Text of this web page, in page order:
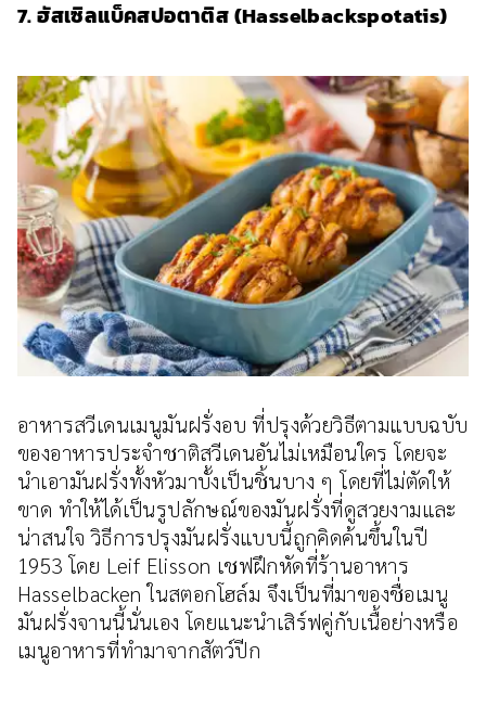
7. ฮัสเซิลแบ็คสปอตาติส (Hasselbackspotatis)
อาหารสวีเดนเมนูมันฝรั่งอบ ที่ปรุงด้วยวิธีตามแบบฉบับ
ของอาหารประจำชาติสวีเดนอันไม่เหมือนใคร โดยจะ
นำเอามันฝรั่งทั้งหัวมาบั้งเป็นชิ้นบาง ๆ โดยที่ไม่ตัดให้
ขาด ทำให้ได้เป็นรูปลักษณ์ของมันฝรั่งที่ดูสวยงามและ
น่าสนใจ วิธีการปรุงมันฝรั่งแบบนี้ถูกคิดค้นขึ้นในปี
1953 โดย Leif Elisson เชฟฝึกหัดที่ร้านอาหาร
Hasselbacken ในสตอกโฮล์ม จึงเป็นที่มาของชื่อเมนู
มันฝรั่งจานนี้นั่นเอง โดยแนะนำเสิร์ฟคู่กับเนื้อย่างหรือ
เมนูอาหารที่ทำมาจากสัตว์ปีก